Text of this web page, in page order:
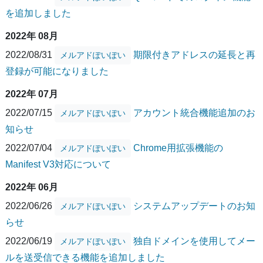
を追加しました
2022年 08月
2022/08/31
メルアドぽいぽい
期限付きアドレスの延長と再
登録が可能になりました
2022年 07月
2022/07/15
メルアドぽいぽい
アカウント統合機能追加のお
知らせ
2022/07/04
メルアドぽいぽい
Chrome用拡張機能の
Manifest V3対応について
2022年 06月
2022/06/26
メルアドぽいぽい
システムアップデートのお知
らせ
2022/06/19
メルアドぽいぽい
独自ドメインを使用してメー
ルを送受信できる機能を追加しました